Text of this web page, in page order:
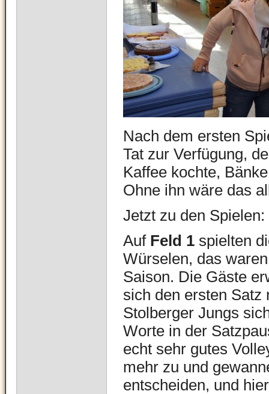
Nach dem ersten
Tat zur Verfügung,
Kaffee kochte,
Ohne ihn wäre das
Jetzt zu den Spielen:
Auf Feld 1 spielten
Würselen, das
Saison. Die Gäste
sich den ersten Satz
Stolberger Jungs
Worte in der
echt sehr gutes
mehr zu und
entscheiden, und